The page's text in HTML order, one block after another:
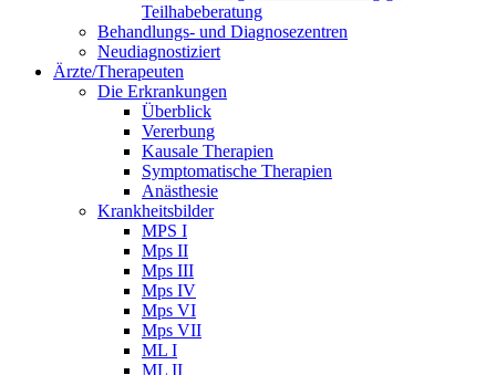
Teilhabeberatung
Behandlungs- und Diagnosezentren
Neudiagnostiziert
Ärzte/Therapeuten
Die Erkrankungen
Überblick
Vererbung
Kausale Therapien
Symptomatische Therapien
Anästhesie
Krankheitsbilder
MPS I
Mps II
Mps III
Mps IV
Mps VI
Mps VII
ML I
ML II